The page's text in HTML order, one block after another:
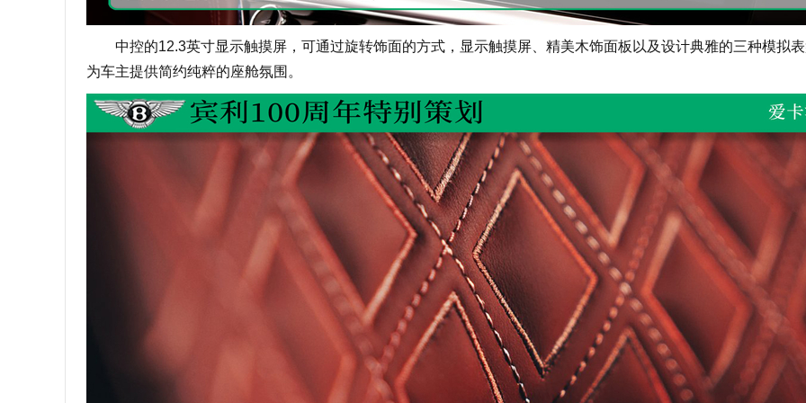
中控的12.3英寸显示触摸屏，可通过旋转饰面的方式，显示触摸屏、精美木饰面板以及设计典雅的三种模拟
为车主提供简约纯粹的座舱氛围。